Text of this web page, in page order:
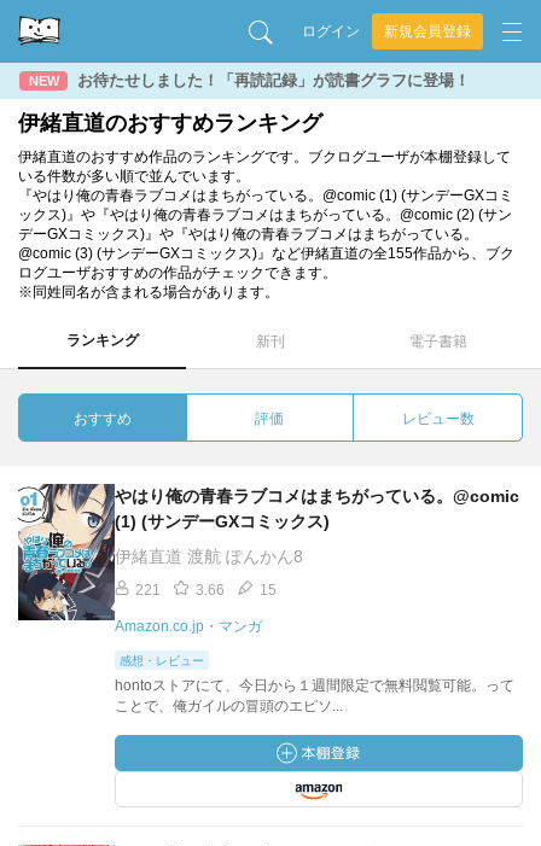
ログイン 新規会員登録
NEW お待たせしました！「再読記録」が読書グラフに登場！
伊緒直道のおすすめランキング
伊緒直道のおすすめ作品のランキングです。ブクログユーザが本棚登録して
いる件数が多い順で並んでいます。
『やはり俺の青春ラブコメはまちがっている。@comic (1) (サンデーGXコミ
ックス)』や『やはり俺の青春ラブコメはまちがっている。@comic (2) (サン
デーGXコミックス)』や『やはり俺の青春ラブコメはまちがっている。
@comic (3) (サンデーGXコミックス)』など伊緒直道の全155作品から、ブク
ログユーザおすすめの作品がチェックできます。
※同姓同名が含まれる場合があります。
ランキング 新刊 電子書籍
おすすめ 評価 レビュー数
やはり俺の青春ラブコメはまちがっている。@comic
(1) (サンデーGXコミックス)
伊緒直道 渡航 ぽんかん8
221 3.66 15
Amazon.co.jp・マンガ
感想・レビュー
hontoストアにて、今日から１週間限定で無料閲覧可能。って
ことで、俺ガイルの冒頭のエピソ...